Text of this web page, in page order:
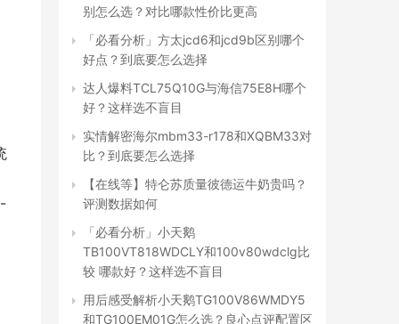
别怎么选？对比哪款性价比更高
「必看分析」方太jcd6和jcd9b区别哪个
好点？到底要怎么选择
达人爆料TCL75Q10G与海信75E8H哪个
好？这样选不盲目
实情解密海尔mbm33-r178和XQBM33对
比？到底要怎么选择
【在线等】特仑苏质量彼德运牛奶贵吗？
评测数据如何
「必看分析」小天鹅
TB100VT818WDCLY和100v80wdclg比
较 哪款好？这样选不盲目
用后感受解析小天鹅TG100V86WMDY5
和TG100EM01G怎么选？良心点评配置区